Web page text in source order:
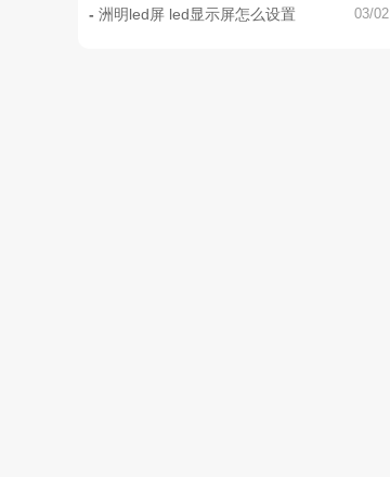
呢？
洲明led屏 led显示屏怎么设置 03/02